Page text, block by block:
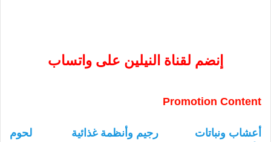
إنضم لقناة النيلين على واتساب
Promotion Content
أعشاب ونباتات رجيم وأنظمة غذائية
لحوم